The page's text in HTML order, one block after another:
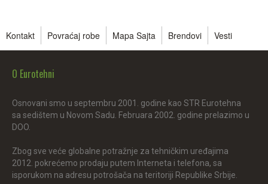
Kontakt Povraćaj robe Mapa Sajta Brendovi Vesti
O Eurotehni
Osnovani smo u septembru 2001. godine kao STR Eurotehna
sa sedištem u Novom Sadu. Februara 2002. godine prelazimo u
DOO.
Zbog sve veće globalne potražnje za tehničkim uređajima
2012. pokrećemo prodaju putem Interneta i telefona, sa
isporukom na adresu potrošača na teritoriji Republike Srbije.